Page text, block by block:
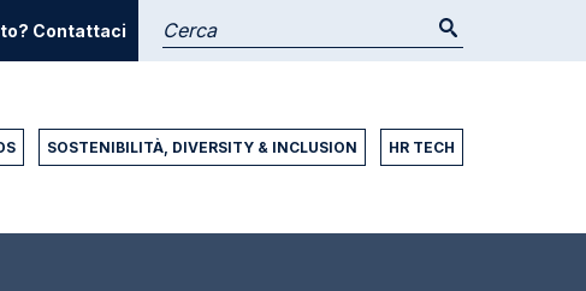
Contattaci
SOSTENIBILITÀ, DIVERSITY & INCLUSION HR TECH